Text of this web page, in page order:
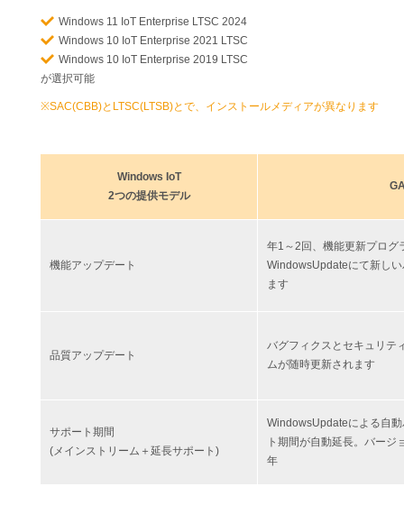
Windows 11 IoT Enterprise LTSC 2024
Windows 10 IoT Enterprise 2021 LTSC
Windows 10 IoT Enterprise 2019 LTSC
が選択可能
※SAC(CBB)とLTSC(LTSB)とで、インストールメディアが異なります
Windows IoT
2つの提供モデル
機能アップデート
年1～2回、機能更新プログ
WindowsUpdateにて新し
ます
品質アップデート
バグフィクスとセキュリテ
ムが随時更新されます
サポート期間
(メインストリーム＋延長サポート)
WindowsUpdateによる自
ト期間が自動延長。バージ
年